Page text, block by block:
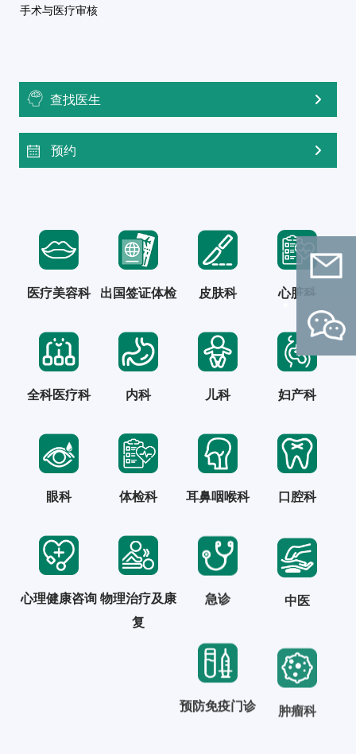
联系我
们
手术与医疗审核
查找医生
预约
医疗美容科 出国签证体检 皮肤科 心脏科
全科医疗科 内科 儿科 妇产科
眼科 体检科 耳鼻咽喉科 口腔科
心理健康咨询物理治疗及康
复
急诊 中医
预防免疫门诊 肿瘤科